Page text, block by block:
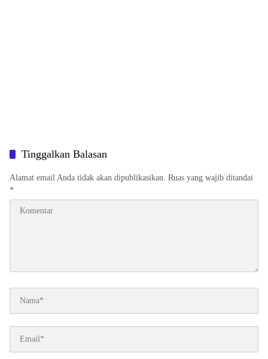
Tinggalkan Balasan
Alamat email Anda tidak akan dipublikasikan. Ruas yang wajib ditandai
*